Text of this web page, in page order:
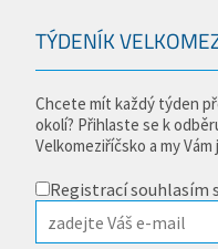
TÝDENÍK
Chcete mít každý týden
okolí? Přihlaste se k
Velkomeziříčsko a my
Registrací souhlasím